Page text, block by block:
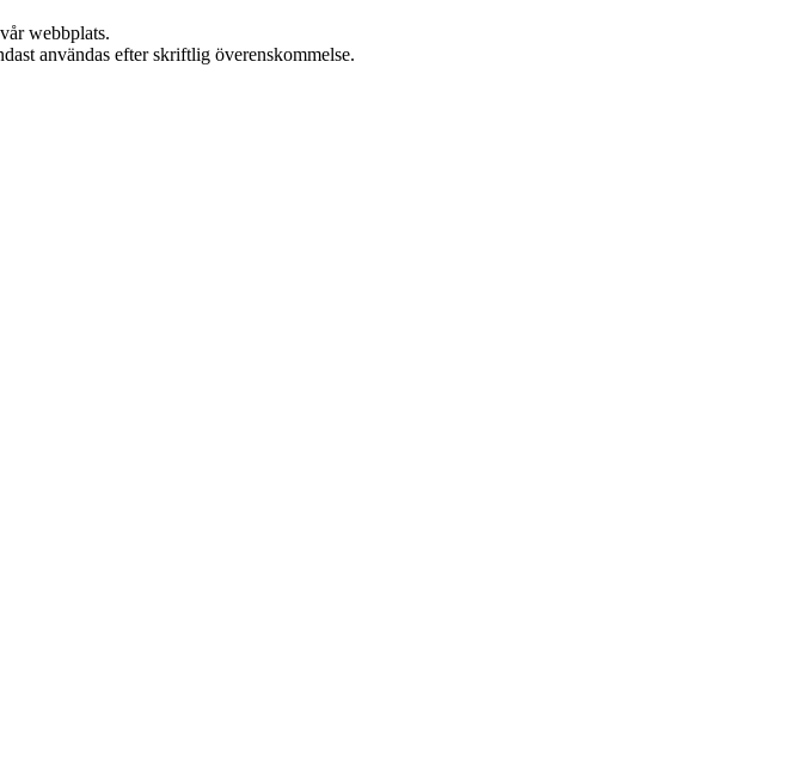
webbplats.
användas efter skriftlig överenskommelse.